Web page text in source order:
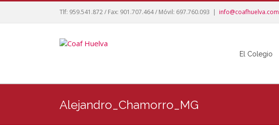
Tlf: 959.541.872 / Fax: 901.707.464 / Móvil: 697.760.093 | info@coafhuelva.com
El Colegio
Alejandro_Chamorro_MG